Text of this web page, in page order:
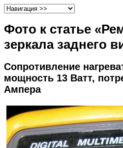
Фото к статье
зеркала заднего
Сопротивление
мощность 13 Ватт,
Ампера